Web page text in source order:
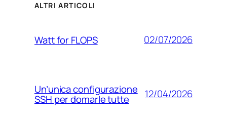
ALTRI ARTICOLI
Watt for FLOPS 02/07/2026
Un’unica configurazione
SSH per domarle tutte 12/04/2026